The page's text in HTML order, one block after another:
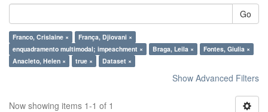
Go
Franco, Crislaine ×
França, Djiovani ×
enquadramento multimodal; impeachment ×
Braga, Leila ×
Fontes, Giulia ×
Anacleto, Helen ×
true × Dataset ×
Show Advanced Filters
Now showing items 1-1 of 1